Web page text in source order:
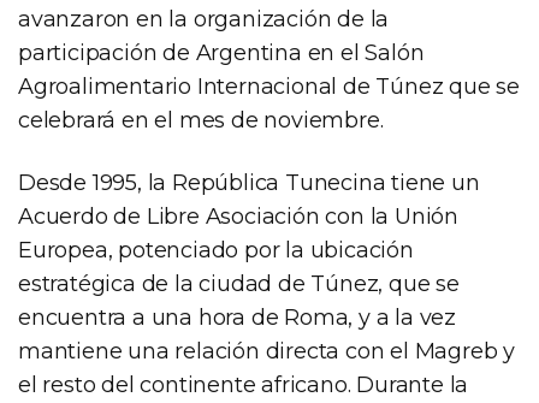
avanzaron en la organización de la
participación de Argentina en el Salón
Agroalimentario Internacional de Túnez que se
celebrará en el mes de noviembre.
Desde 1995, la República Tunecina tiene un
Acuerdo de Libre Asociación con la Unión
Europea, potenciado por la ubicación
estratégica de la ciudad de Túnez, que se
encuentra a una hora de Roma, y a la vez
mantiene una relación directa con el Magreb y
el resto del continente africano. Durante la